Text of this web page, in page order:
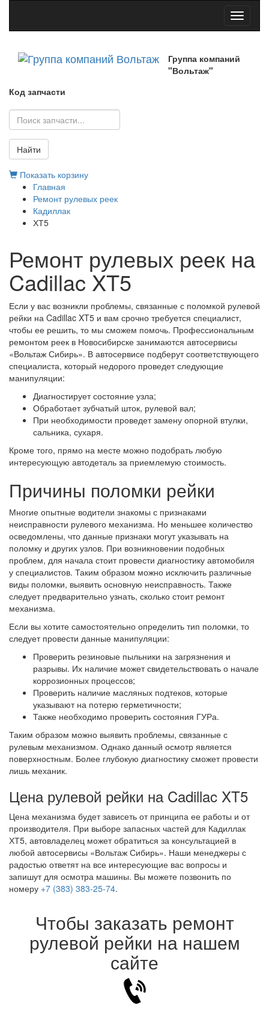
Toggle
Группа компаний
"Вольтаж"
Код запчасти
Найти
Показать корзину
Главная
Ремонт рулевых реек
Кадиллак
ХТ5
Ремонт рулевых реек на
Cadillac XT5
Если у вас возникли проблемы, связанные с поломкой рулевой
рейки на Cadillac XT5 и вам срочно требуется специалист,
чтобы ее решить, то мы сможем помочь. Профессиональным
ремонтом реек в Новосибирске занимаются автосервисы
«Вольтаж Сибирь». В автосервисе подберут соответствующего
специалиста, который недорого проведет следующие
манипуляции:
Диагностирует состояние узла;
Обработает зубчатый шток, рулевой вал;
При необходимости проведет замену опорной втулки,
сальника, сухаря.
Кроме того, прямо на месте можно подобрать любую
интересующую автодеталь за приемлемую стоимость.
Причины поломки рейки
Многие опытные водители знакомы с признаками
неисправности рулевого механизма. Но меньшее количество
осведомлены, что данные признаки могут указывать на
поломку и других узлов. При возникновении подобных
проблем, для начала стоит провести диагностику автомобиля
у специалистов. Таким образом можно исключить различные
виды поломки, выявить основную неисправность. Также
следует предварительно узнать, сколько стоит ремонт
механизма.
Если вы хотите самостоятельно определить тип поломки, то
следует провести данные манипуляции:
Проверить резиновые пыльники на загрязнения и
разрывы. Их наличие может свидетельствовать о начале
коррозионных процессов;
Проверить наличие масляных подтеков, которые
указывают на потерю герметичности;
Также необходимо проверить состояния ГУРа.
Таким образом можно выявить проблемы, связанные с
рулевым механизмом. Однако данный осмотр является
поверхностным. Более глубокую диагностику сможет провести
лишь механик.
Цена рулевой рейки на Cadillac XT5
Цена механизма будет зависеть от принципа ее работы и от
производителя. При выборе запасных частей для Кадиллак
ХТ5, автовладелец может обратиться за консультацией в
любой автосервисы «Вольтаж Сибирь». Наши менеджеры с
радостью ответят на все интересующие вас вопросы и
запишут для осмотра машины. Вы можете позвонить по
номеру +7 (383) 383-25-74.
Чтобы заказать ремонт
рулевой рейки на нашем
сайте